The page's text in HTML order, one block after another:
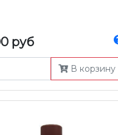
руб
В корзину